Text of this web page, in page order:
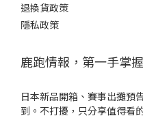
退換貨政策
隱私政策
鹿跑情報，第一手掌握
日本新品開箱、賽事出攤預
到。不打擾，只分享值得看